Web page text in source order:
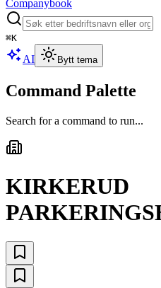
Companybook
⌘K
AI Bytt tema
Command Palette
Search for a command to run...
KIRKERUD